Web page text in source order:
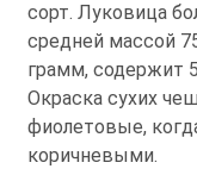
сорт. Луковица
средней массой
грамм, содержит
Окраска сухих
фиолетовые,
коричневыми.